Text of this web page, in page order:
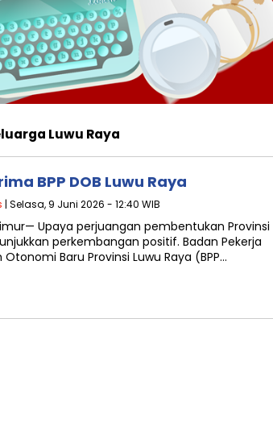
Luwu Raya
BPP DOB Luwu Raya
| Selasa, 9 Juni 2026 - 12:40 WIB
Upaya perjuangan pembentukan Provinsi
perkembangan positif. Badan Pekerja
Baru Provinsi Luwu Raya (BPP…